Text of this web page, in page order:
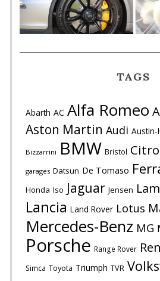
TAGS
Abarth AC Alfa Romeo
Aston Martin Audi Austin-
Bizzarrini BMW Bristol
garages Datsun De Tomaso
Honda Iso Jaguar Jensen
Lancia Land Rover Lotus
Mercedes-Benz MG
Porsche Range Rover
Simca Toyota Triumph TVR